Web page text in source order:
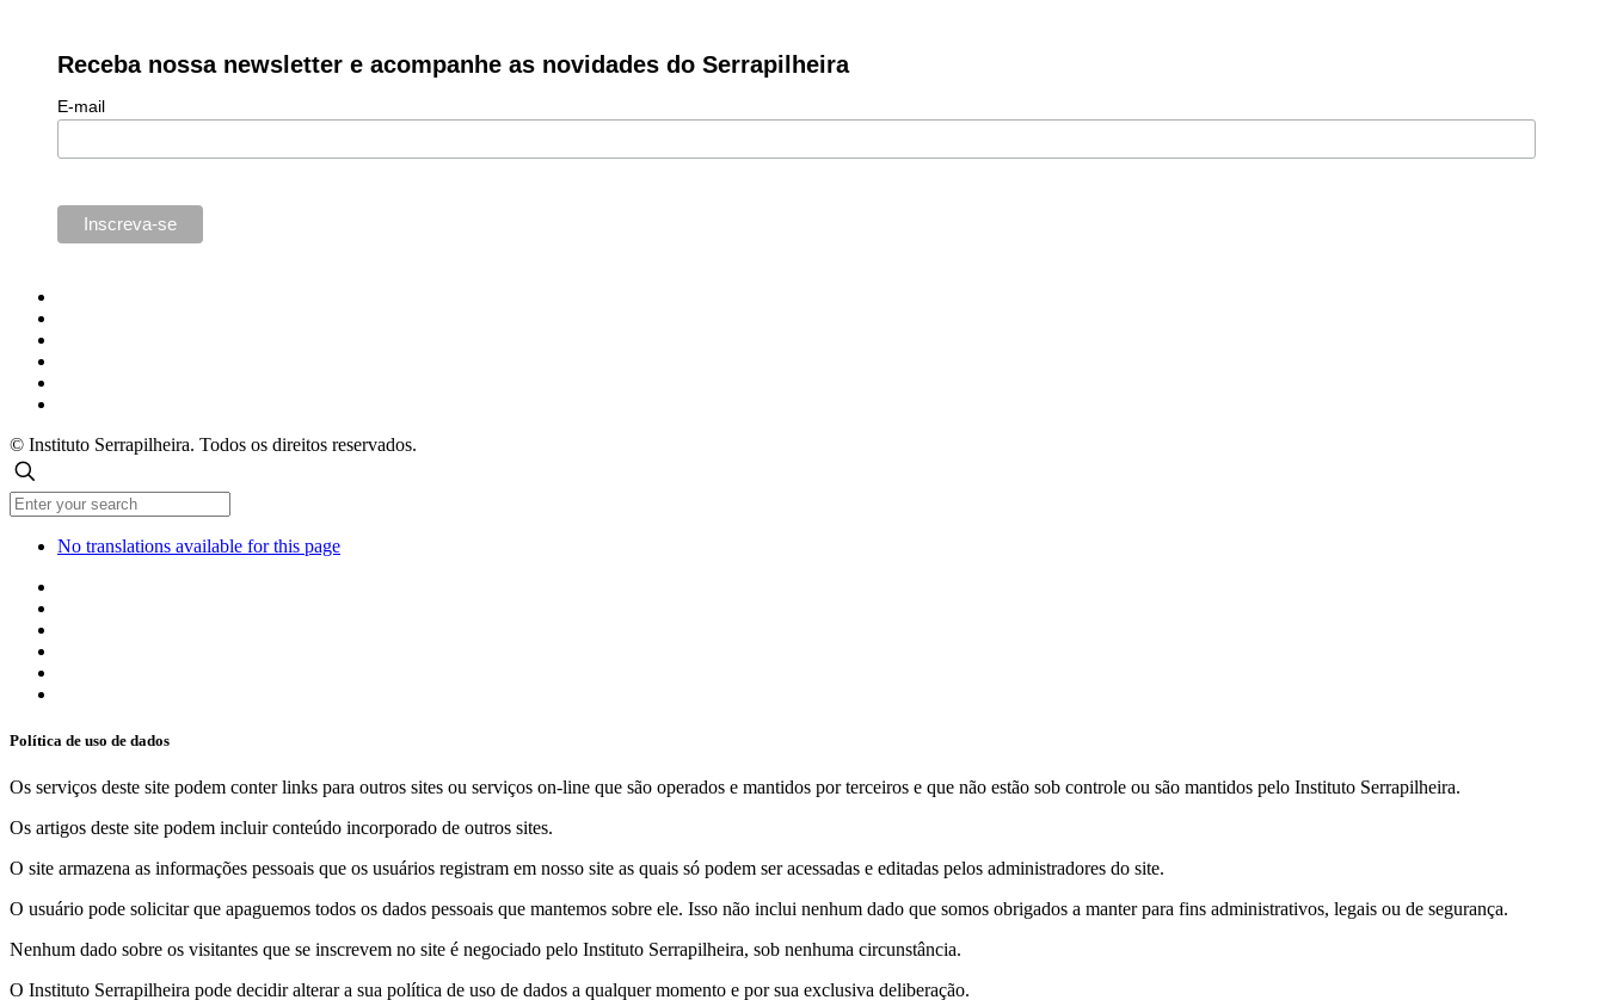
Receba nossa newsletter e acompanhe as novidades do Serrapilheira
E-mail
© Instituto Serrapilheira. Todos os direitos reservados.
No translations available for this page
Política de uso de dados
Os serviços deste site podem conter links para outros sites ou serviços on-line que são operados e mantidos por terceiros e que não estão sob controle ou são mantidos pelo Instituto Serrapilheira.
Os artigos deste site podem incluir conteúdo incorporado de outros sites.
O site armazena as informações pessoais que os usuários registram em nosso site as quais só podem ser acessadas e editadas pelos administradores do site.
O usuário pode solicitar que apaguemos todos os dados pessoais que mantemos sobre ele. Isso não inclui nenhum dado que somos obrigados a manter para fins administrativos, legais ou de segurança.
Nenhum dado sobre os visitantes que se inscrevem no site é negociado pelo Instituto Serrapilheira, sob nenhuma circunstância.
O Instituto Serrapilheira pode decidir alterar a sua política de uso de dados a qualquer momento e por sua exclusiva deliberação.